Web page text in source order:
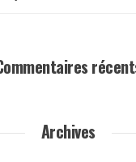
Archives